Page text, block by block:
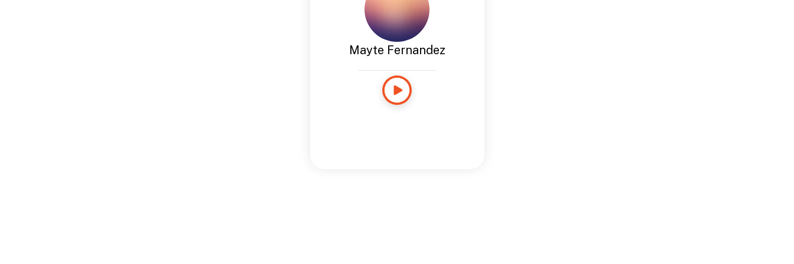
Mayte Fernandez